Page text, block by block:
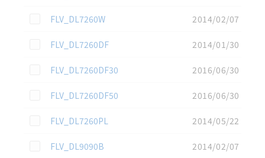
この資料を選択
FLV_DL7260W
2014/02/07
この資料を選択
FLV_DL7260DF
2014/01/30
この資料を選択
FLV_DL7260DF30
2016/06/30
この資料を選択
FLV_DL7260DF50
2016/06/30
この資料を選択
FLV_DL7260PL
2014/05/22
この資料を選択
FLV_DL9090B
2014/02/07